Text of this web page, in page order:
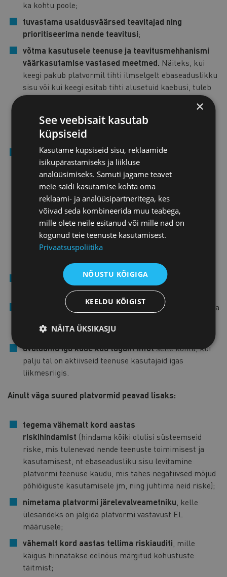
ka kohtu poole;
tuvastama usaldusväärsed teavitajad ning
prioritiseerima nende teavitusi;
võtma kasutusele teenuse ja teavitusmehhanismi
väärkasutamise vastased meetmed. Näiteks, kui
keegi pakub platvormil tihti ilmselgelt ebaseaduslikku
sisu või kui keegi esitab tihti alusetuid kaebusi, tuleb
platvormil saata neile kõigepealt hoiatus ja siis
peatada neile teenuse osutamine või nende kaebuste
või teavituste menetlemine. Need meetmed tuleb
teenuse osutamise tingimustesse kirja panna.
küsima müügiplatvormil tegutsevalt kauplejatelt
tema tuvastamiseks vajalikku teavet,
nimi, aadress, kontaktandmed,
identifitseerimisdokumendi koopia, kinnitus selle
kohta, et pakutavad tooted vastavad EL nõuetele ning
tootja, importija, turustaja vm tootmise ja
turustamisega seotud ettevõtte andmed. Platvorm
peab kontrollima ka nende andmete usaldusväärsust.
Kui andmed pole õiged ja kaupleja neid ei paranda,
tuleb kauplejale teenuse osutamine peatada.
teavitama (võimalikest)
kriminaalkuritegudestõiguskaitseorganeid;
lubama platvormil ainult läbipaistvat reklaami
, st iga
reklaami teeb ja kellele on reklaam suunatud.
avaldama iga kuue kuu tagant infotselle kohta, kui
palju tal on aktiivseid teenuse kasutajaid igas
liikmesriigis.
Ainult väga suured platvormid peavad lisaks:
tegema vähemalt kord aastas
riskihindamist (hindama kõiki olulisi süsteemseid
riske, mis tulenevad nende teenuste toimimisest ja
kasutamisest, nt ebaseadusliku sisu levitamine
platvormi teenuse kaudu, mis tahes negatiivsed mõjud
põhiõiguste kasutamisele jm, ning juhtima neid riske);
nimetama platvormi järelevalveametniku , kelle
ülesandeks on jälgida platvormi vastavust EL
määrusele;
vähemalt kord aastas tellima riskiauditi , mille
käigus hinnatakse eelnõus märgitud kohustuste
täitmist;
×
See veebisait kasutab
küpsiseid
Kasutame küpsiseid sisu, reklaamide
isikupärastamiseks ja liikluse
analüüsimiseks. Samuti jagame teavet
meie saidi kasutamise kohta oma
reklaami- ja analüüsipartneritega, kes
võivad seda kombineerida muu teabega,
mille olete neile esitanud või mille nad on
kogunud teie teenuste kasutamisest.
Privaatsuspoliitika
NÕUSTU KÕIGIGA
KEELDU KÕIGIST
NÄITA ÜKSIKASJU